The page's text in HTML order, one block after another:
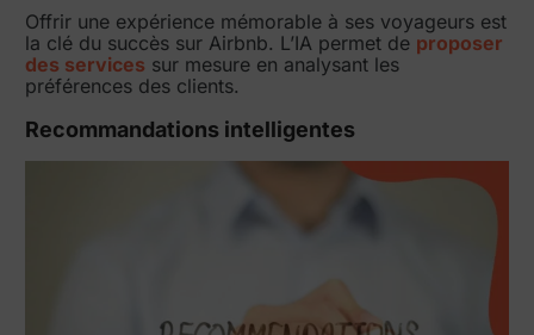
Offrir une expérience mémorable à ses voyageurs est
la clé du succès sur Airbnb. L’IA permet de proposer
des services sur mesure en analysant les
préférences des clients.
Recommandations intelligentes